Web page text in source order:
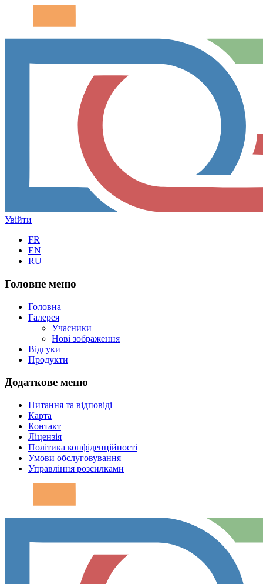
Увійти
FR
EN
RU
Головне меню
Головна
Галерея
Учасники
Нові зображення
Відгуки
Продукти
Додаткове меню
Питання та відповіді
Карта
Контакт
Ліцензія
Політика конфіденційності
Умови обслуговування
Управління розсилками